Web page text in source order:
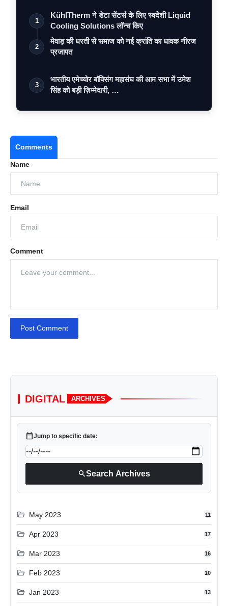
1
KühlTherm ने डेटा सेंटर्स के लिए स्वदेशी Liquid
Cooling Solutions लॉन्च किए
2
मेवाड़ की धरती से समाज को नई क्रांति का धावक नीरज
प्रजापत
3
भारतीय एमेच्योर बॉक्सिंग महासंघ की आम सभा में उमेश
सिंह को बड़ी ज़िम्मेदारी, …
Comments
Name
Email
Comment
Post Comment
DIGITAL ARCHIVES
calendar_todayJump to specific date:
searchSearch Archives
folder_open May 2023 11
folder_open Apr 2023 17
folder_open Mar 2023 16
folder_open Feb 2023 10
folder_open Jan 2023 13